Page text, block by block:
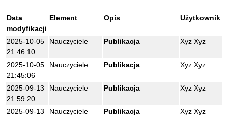
Data
modyfikacji
Element Opis Użytkownik
2025-10-05
21:46:10
Nauczyciele Publikacja Xyz Xyz
2025-10-05
21:45:06
Nauczyciele Publikacja Xyz Xyz
2025-09-13
21:59:20
Nauczyciele Publikacja Xyz Xyz
2025-09-13
Nauczyciele Publikacja Xyz Xyz